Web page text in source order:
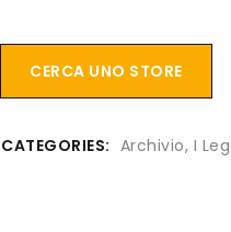
CERCA UNO STORE
CATEGORIES: Archivio, I